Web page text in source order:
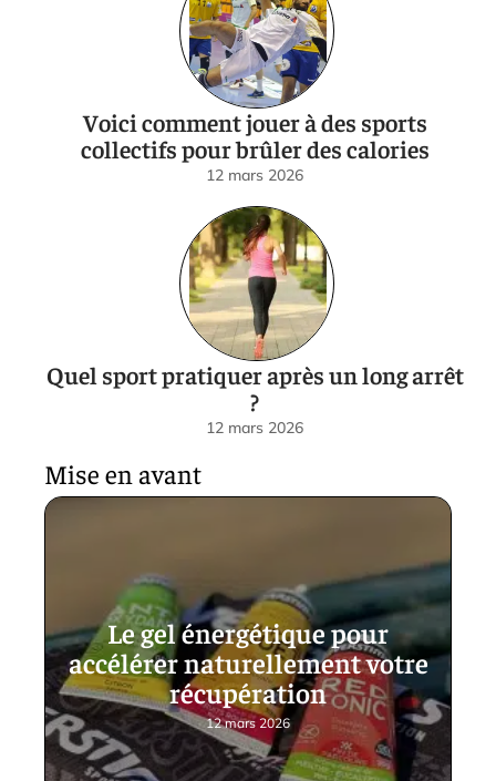
Voici comment jouer à des sports
collectifs pour brûler des calories
12 mars 2026
Quel sport pratiquer après un long arrêt
?
12 mars 2026
Mise en avant
Le gel énergétique pour
accélérer naturellement votre
récupération
12 mars 2026